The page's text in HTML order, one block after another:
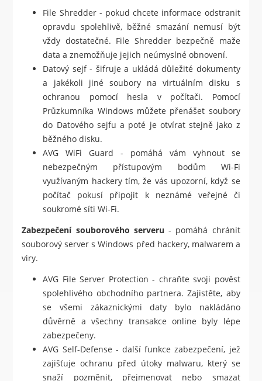
File Shredder - pokud chcete informace odstranit
opravdu spolehlivě, běžné smazání nemusí být
vždy dostatečné. File Shredder bezpečně maže
data a znemožňuje jejich neúmyslné obnovení.
Datový sejf - šifruje a ukládá důležité dokumenty
a jakékoli jiné soubory na virtuálním disku s
ochranou pomocí hesla v počítači. Pomocí
Průzkumníka Windows můžete přenášet soubory
do Datového sejfu a poté je otvírat stejně jako z
běžného disku.
AVG WiFi Guard - pomáhá vám vyhnout se
nebezpečným přístupovým bodům Wi-Fi
využívaným hackery tím, že vás upozorní, když se
počítač pokusí připojit k neznámé veřejné či
soukromé síti Wi-Fi.
Zabezpečení souborového serveru - pomáhá chránit
souborový server s Windows před hackery, malwarem a
viry.
AVG File Server Protection - chraňte svoji pověst
spolehlivého obchodního partnera. Zajistěte, aby
se všemi zákaznickými daty bylo nakládáno
důvěrně a všechny transakce online byly lépe
zabezpečeny.
AVG Self-Defense - další funkce zabezpečení, jež
zajišťuje ochranu před útoky malwaru, který se
snaží pozměnit, přejmenovat nebo smazat